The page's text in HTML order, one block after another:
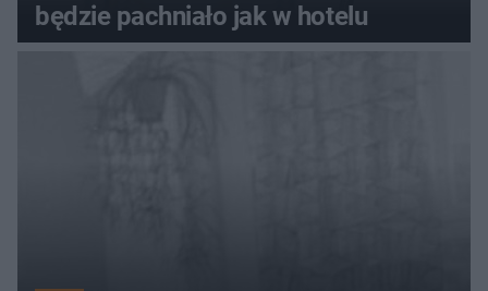
będzie pachniało jak w hotelu